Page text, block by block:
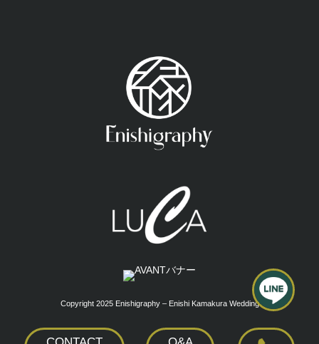
Copyright 2025 Enishigraphy – Enishi Kamakura Wedding